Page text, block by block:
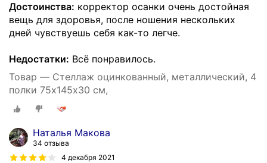
Достоинства: корректор осанки очень достойная
вещь для здоровья, после ношения нескольких
дней чувствуешь себя как-то легче.
Недостатки: Всё понравилось.
Товар — Стеллаж оцинкованный, металлический, 4
полки 75х145х30 см,
Наталья Макова
34 отзыва
4 декабря 2021